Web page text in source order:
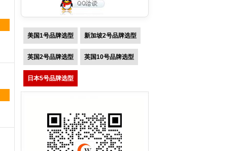
美国1号品牌选型 新加坡2号品牌选型
英国2号品牌选型 英国10号品牌选型
日本5号品牌选型